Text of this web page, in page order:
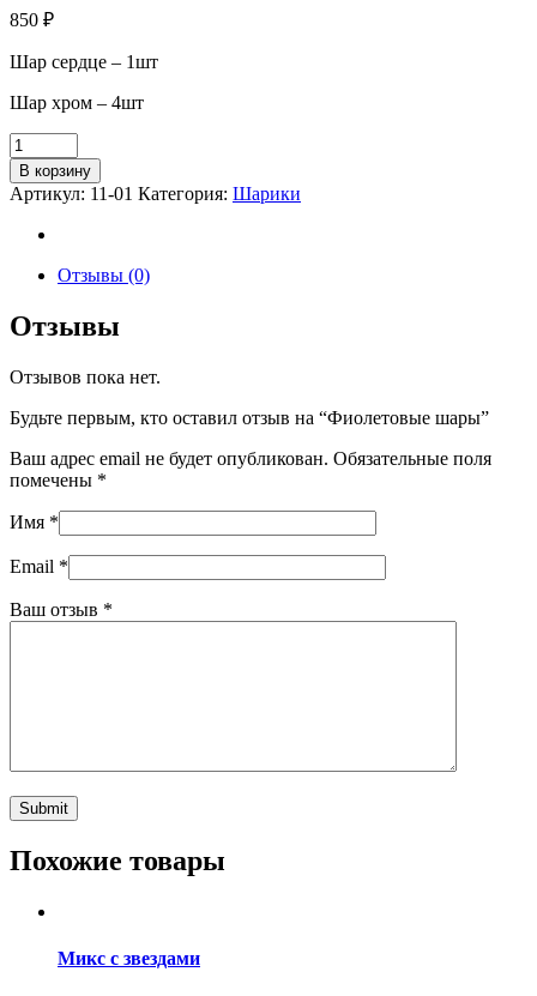
850 ₽
Шар сердце – 1шт
Шар хром – 4шт
В корзину
Артикул: 11-01 Категория: Шарики
Отзывы (0)
Отзывы
Отзывов пока нет.
Будьте первым, кто оставил отзыв на “Фиолетовые шары”
Ваш адрес email не будет опубликован. Обязательные поля
помечены *
Имя *
Email *
Ваш отзыв *
Похожие товары
Микс с звездами